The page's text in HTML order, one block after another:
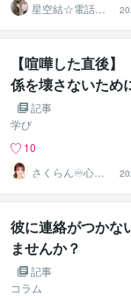
星空結☆電話占
い師のまったり
相談室
【喧嘩した直後
係を壊さないため
ること・やらない
記事
学び
10
さくらん♾️心理
カウンセラー✨
❤️✨
彼に連絡がつかな
ませんか？
記事
コラム